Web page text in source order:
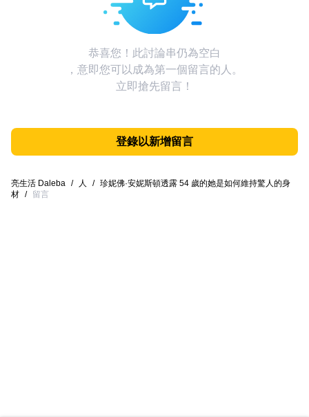
恭喜您！此討論串仍為空白
，意即您可以成為第一個留言的人。
立即搶先留言！
登錄以新增留言
亮生活 Daleba / 人 / 珍妮佛·安妮斯頓透露 54 歲的她是如何維持驚人的身
材 / 留言